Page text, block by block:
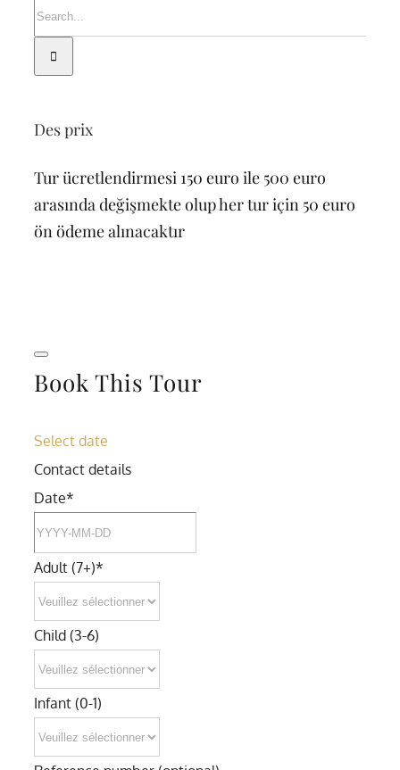
Search
for:
Des prix
Tur ücretlendirmesi 150 euro ile 500 euro
arasında değişmekte olup her tur için 50 euro
ön ödeme alınacaktır
Book This Tour
Select date
Contact details
Date*
Adult (7+)*
Child (3-6)
Infant (0-1)